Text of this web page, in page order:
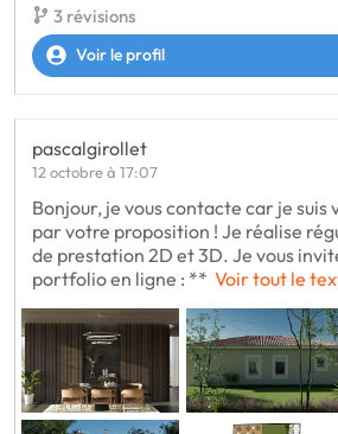
3 révisions
Voir le profil
pascalgirollet
12 octobre à 17:07
Bonjour, je vous contacte car je
par votre proposition ! Je réalise
de prestation 2D et 3D. Je vous
portfolio en ligne : ** Voir tout le